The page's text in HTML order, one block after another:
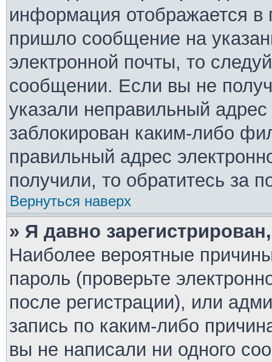
информация отображается в
пришло сообщение на
электронной почты, то
сообщении. Если вы не
указали неправильный
заблокирован каким-либо
правильный адрес
получили, то обратитесь за
Вернуться наверх
» Я давно
Наиболее вероятные
пароль (проверьте
после регистрации), или
запись по каким-либо
вы не написали ни одного